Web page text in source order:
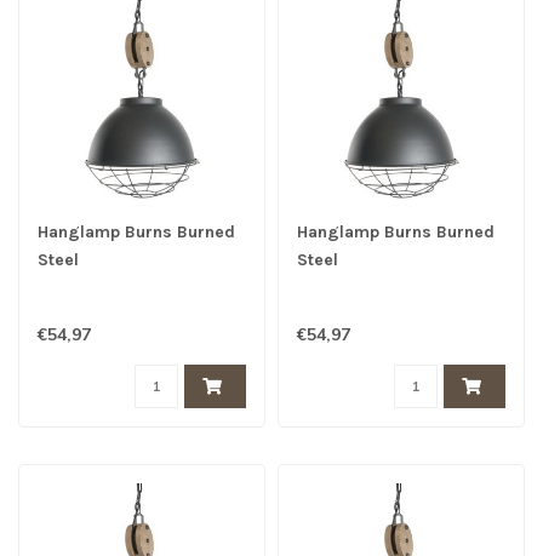
Hanglamp Burns Burned
Steel
€54,97
Hanglamp Burns Burned
Steel
€54,97